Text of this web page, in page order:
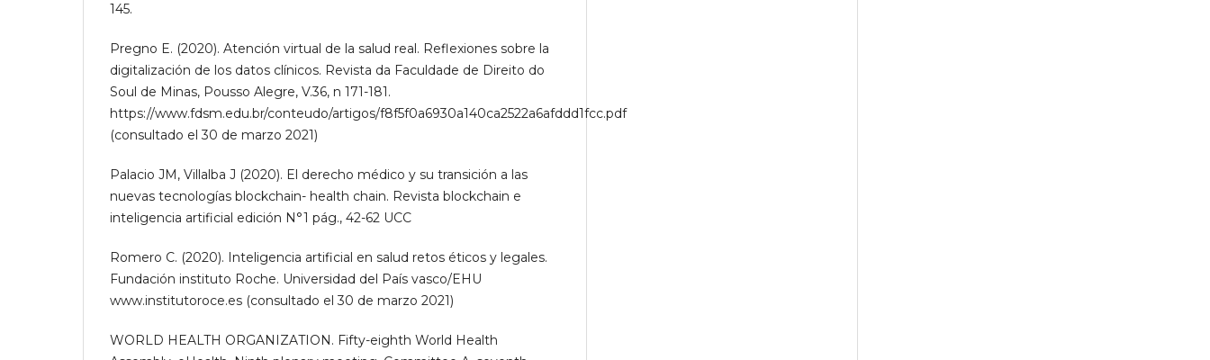
145.
Pregno E. (2020). Atención virtual de la salud real. Reflexiones sobre la
digitalización de los datos clínicos. Revista da Faculdade de Direito do
Soul de Minas, Pousso Alegre, V.36, n 171-181.
https://www.fdsm.edu.br/conteudo/artigos/f8f5f0a6930a140ca2522a6afddd1fcc.pdf
(consultado el 30 de marzo 2021)
Palacio JM, Villalba J (2020). El derecho médico y su transición a las
nuevas tecnologías blockchain- health chain. Revista blockchain e
inteligencia artificial edición N°1 pág., 42-62 UCC
Romero C. (2020). Inteligencia artificial en salud retos éticos y legales.
Fundación instituto Roche. Universidad del País vasco/EHU
www.institutoroce.es (consultado el 30 de marzo 2021)
WORLD HEALTH ORGANIZATION. Fifty-eighth World Health